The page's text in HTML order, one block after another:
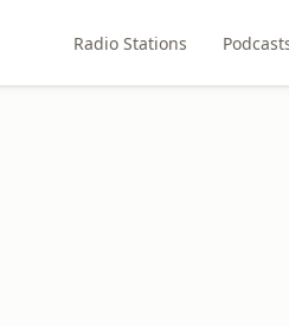
Radio Stations